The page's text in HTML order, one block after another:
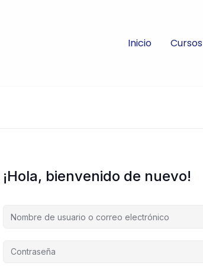
Inicio Cursos
¡Hola, bienvenido de nuevo!